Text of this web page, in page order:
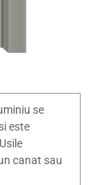
se
este
canat sau